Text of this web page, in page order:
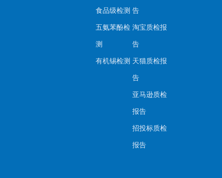
食品级检测
五氨苯酚检
测
有机锡检测
告
淘宝质检报
告
天猫质检报
告
亚马逊质检
报告
招投标质检
报告